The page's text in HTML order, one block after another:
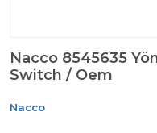
Nacco 8545635
Switch / Oem
Nacco